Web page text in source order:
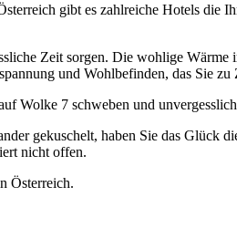
gibt es zahlreiche Hotels die
Zeit sorgen. Die wohlige Wärme
und Wohlbefinden, das Sie
Wolke 7 schweben und
gekuschelt, haben Sie das Glück
nicht offen.
Österreich.